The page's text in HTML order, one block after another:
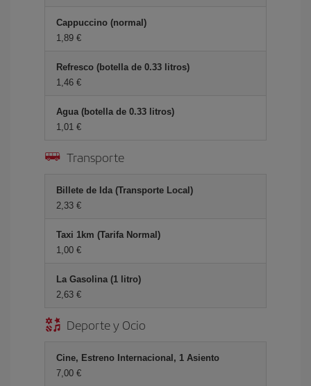
Cappuccino (normal)
1,89 €
Refresco (botella de 0.33 litros)
1,46 €
Agua (botella de 0.33 litros)
1,01 €
Transporte
Billete de Ida (Transporte Local)
2,33 €
Taxi 1km (Tarifa Normal)
1,00 €
La Gasolina (1 litro)
2,63 €
Deporte y Ocio
Cine, Estreno Internacional, 1 Asiento
7,00 €